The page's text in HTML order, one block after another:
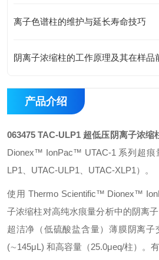
离子色谱柱的维护与延长寿命技巧
阴离子浓缩柱的工作原理及其在样品
产品介绍
063475 TAC-ULP1 超低压阴离子浓缩
Dionex™ IonPac™ UTAC-1 系列超痕
LP1、UTAC-ULP1、UTAC-XLP1）。
使用 Thermo Scientific™ Dionex™
子浓缩柱对高纯水痕量分析中的阴离
超洁净（低硫酸盐含量）薄膜阴离子
(∼145μL) 和高容量（25.0μeq/柱）。